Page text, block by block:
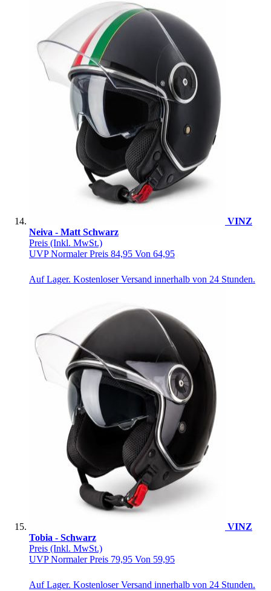
VINZ
Neiva - Matt Schwarz
Preis (Inkl. MwSt.)
UVPNormaler Preis 84,95 Von 64,95
Auf Lager. Kostenloser Versand innerhalb von 24 Stunden.
VINZ
Tobia - Schwarz
Preis (Inkl. MwSt.)
UVPNormaler Preis 79,95 Von 59,95
Auf Lager. Kostenloser Versand innerhalb von 24 Stunden.